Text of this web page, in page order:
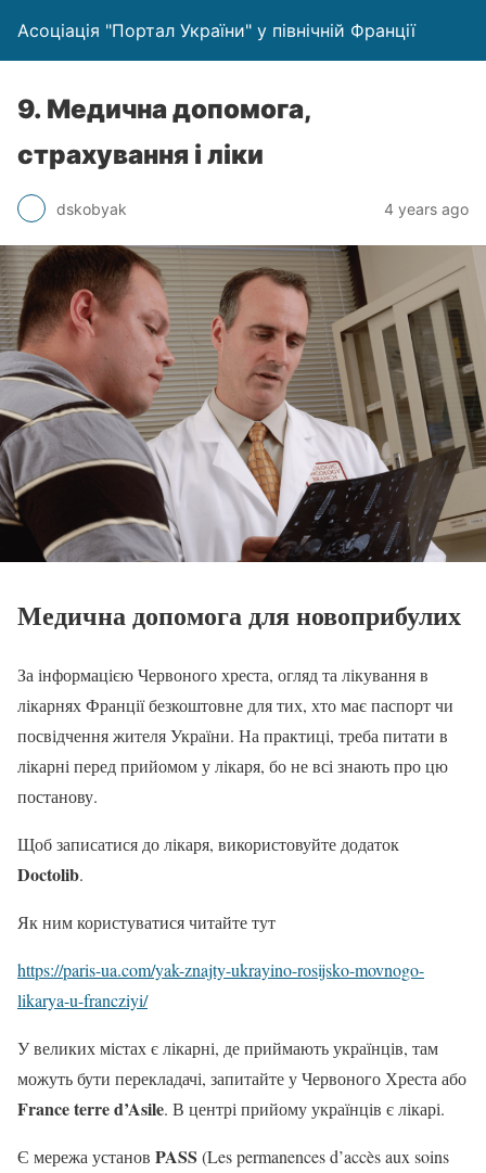
Асоціація "Портал України" у північній Франції
9. Медична допомога,
страхування і ліки
dskobyak 4 years ago
Медична допомога для новоприбулих
За інформацією Червоного хреста, огляд та лікування в
лікарнях Франції безкоштовне для тих, хто має паспорт чи
посвідчення жителя України. На практиці, треба питати в
лікарні перед прийомом у лікаря, бо не всі знають про цю
постанову.
Щоб записатися до лікаря, використовуйте додаток
Doctolib.
Як ним користуватися читайте тут
https://paris-ua.com/yak-znajty-ukrayino-rosijsko-movnogo-
likarya-u-francziyi/
У великих містах є лікарні, де приймають українців, там
можуть бути перекладачі, запитайте у Червоного Хреста або
France terre d’Asile. В центрі прийому українців є лікарі.
Є мережа установ PASS (Les permanences d’accès aux soins